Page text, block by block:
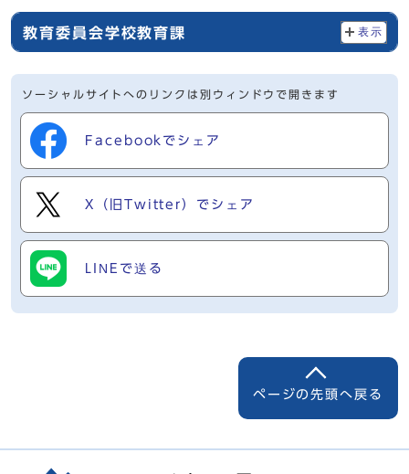
教育委員会学校教育課 表示
ソーシャルサイトへのリンクは別ウィンドウで開きます
Facebookでシェア
X（旧Twitter）でシェア
LINEで送る
ページの先頭へ戻る